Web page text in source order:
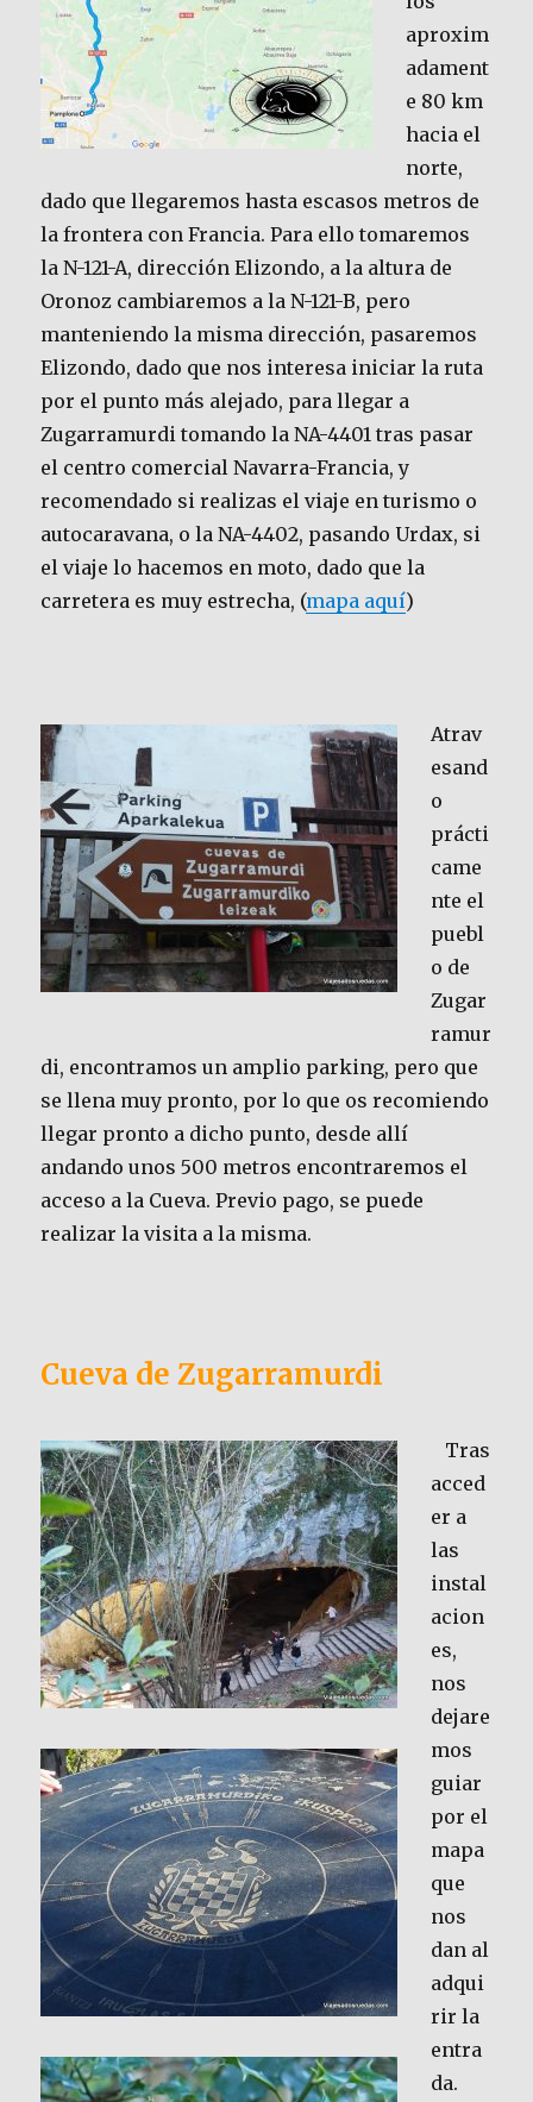
aproxim
adament
e 80 km
hacia el
norte,
dado que llegaremos hasta escasos metros de
la frontera con Francia. Para ello tomaremos
la N-121-A, dirección Elizondo, a la altura de
Oronoz cambiaremos a la N-121-B, pero
manteniendo la misma dirección, pasaremos
Elizondo, dado que nos interesa iniciar la ruta
por el punto más alejado, para llegar a
Zugarramurdi tomando la NA-4401 tras pasar
el centro comercial Navarra-Francia, y
recomendado si realizas el viaje en turismo o
autocaravana, o la NA-4402, pasando Urdax, si
el viaje lo hacemos en moto, dado que la
carretera es muy estrecha, (mapa aquí)
Atrav
esand
o
prácti
came
nte el
puebl
o de
Zugar
ramur
di, encontramos un amplio parking, pero que
se llena muy pronto, por lo que os recomiendo
llegar pronto a dicho punto, desde allí
andando unos 500 metros encontraremos el
acceso a la Cueva. Previo pago, se puede
realizar la visita a la misma.
Cueva de Zugarramurdi
Tras
acced
er a
las
instal
acion
es,
nos
dejare
mos
guiar
por el
mapa
que
nos
dan al
adqui
rir la
entra
da.